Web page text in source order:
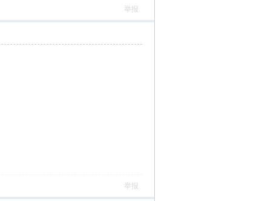
举报
举报